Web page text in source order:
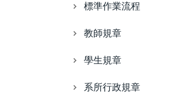
標準作業流程
教師規章
學生規章
系所行政規章